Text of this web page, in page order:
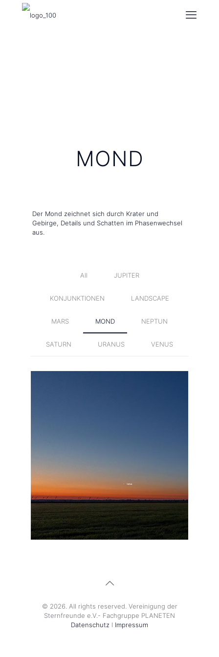
MOND
Der Mond zeichnet sich durch Krater und
Gebirge, Details und Schatten im Phasenwechsel
aus.
All JUPITER
KONJUNKTIONEN LANDSCAPE
MARS MOND NEPTUN
SATURN URANUS VENUS
© 2026. All rights reserved. Vereinigung der
Sternfreunde e.V.- Fachgruppe PLANETEN
Datenschutz I Impressum